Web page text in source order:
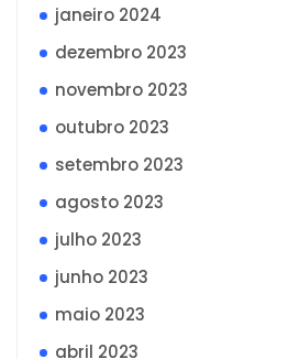
janeiro 2024
dezembro 2023
novembro 2023
outubro 2023
setembro 2023
agosto 2023
julho 2023
junho 2023
maio 2023
abril 2023